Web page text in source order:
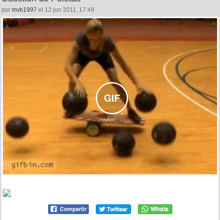
por mvb1997 el 12 jun 2011, 17:49